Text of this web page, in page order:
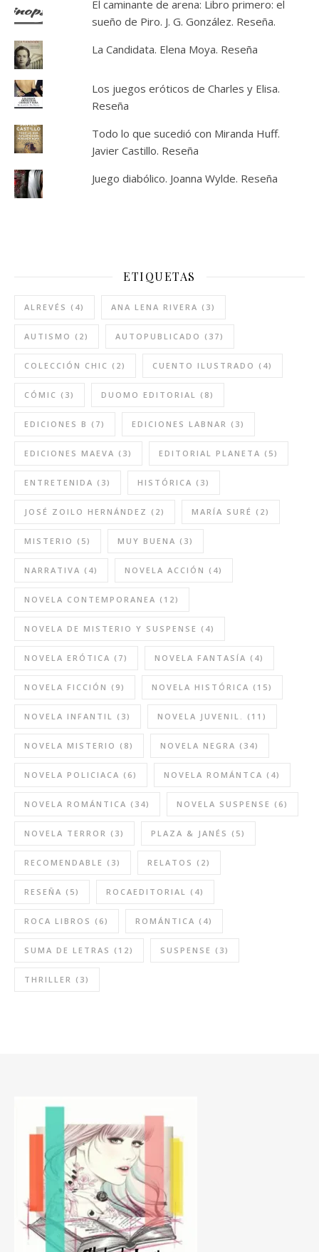
El caminante de arena: Libro primero: el
sueño de Piro. J. G. González. Reseña.
La Candidata. Elena Moya. Reseña
Los juegos eróticos de Charles y Elisa.
Reseña
Todo lo que sucedió con Miranda Huff.
Javier Castillo. Reseña
Juego diabólico. Joanna Wylde. Reseña
ETIQUETAS
ALREVÉS (4) ANA LENA RIVERA (3)
AUTISMO (2) AUTOPUBLICADO (37)
COLECCIÓN CHIC (2) CUENTO ILUSTRADO (4)
CÓMIC (3) DUOMO EDITORIAL (8)
EDICIONES B (7) EDICIONES LABNAR (3)
EDICIONES MAEVA (3) EDITORIAL PLANETA (5)
ENTRETENIDA (3) HISTÓRICA (3)
JOSÉ ZOILO HERNÁNDEZ (2) MARÍA SURÉ (2)
MISTERIO (5) MUY BUENA (3)
NARRATIVA (4) NOVELA ACCIÓN (4)
NOVELA CONTEMPORANEA (12)
NOVELA DE MISTERIO Y SUSPENSE (4)
NOVELA ERÓTICA (7) NOVELA FANTASÍA (4)
NOVELA FICCIÓN (9) NOVELA HISTÓRICA (15)
NOVELA INFANTIL (3) NOVELA JUVENIL. (11)
NOVELA MISTERIO (8) NOVELA NEGRA (34)
NOVELA POLICIACA (6) NOVELA ROMÁNTCA (4)
NOVELA ROMÁNTICA (34) NOVELA SUSPENSE (6)
NOVELA TERROR (3) PLAZA & JANÉS (5)
RECOMENDABLE (3) RELATOS (2)
RESEÑA (5) ROCAEDITORIAL (4)
ROCA LIBROS (6) ROMÁNTICA (4)
SUMA DE LETRAS (12) SUSPENSE (3)
THRILLER (3)